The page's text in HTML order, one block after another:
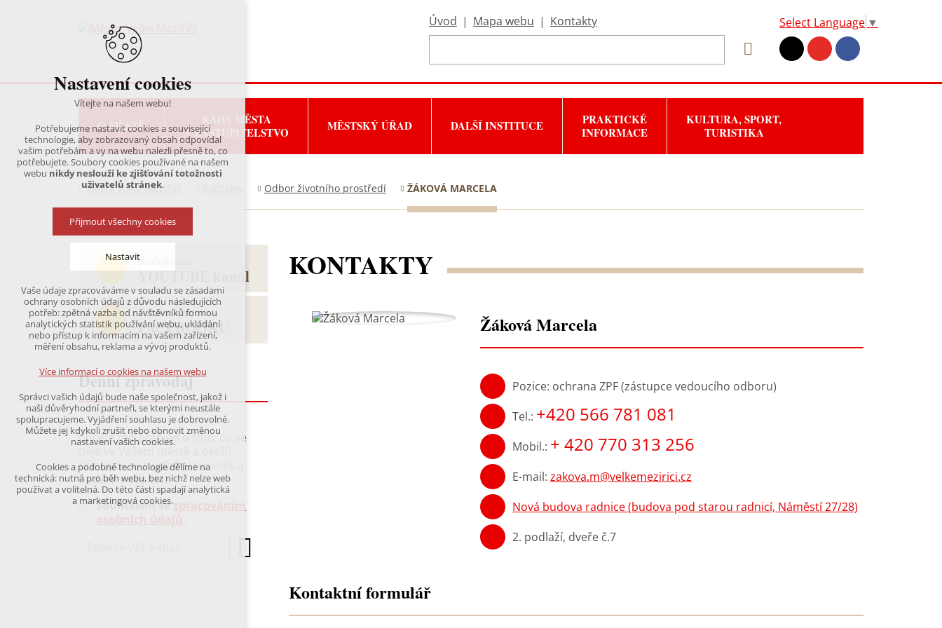
Úvod | Mapa webu | Kontakty Select Language ▼
O MĚSTĚ
RADA MĚSTA
A ZASTUPITELSTVO
MĚSTSKÝ ÚŘAD DALŠÍ INSTITUCE
PRAKTICKÉ
INFORMACE
KULTURA, SPORT,
TURISTIKA
Město Velké Meziříčí Odbor životního prostředí ŽÁKOVÁ MARCELA
KONTAKTY
Žáková Marcela
Pozice: ochrana ZPF (zástupce vedoucího odboru)
Tel.: +420 566 781 081
Mobil.: + 420 770 313 256
E-mail:zakova.m@velkemezirici.cz
Nová budova radnice (budova pod starou radnicí, Náměstí 27/28)
2. podlaží, dveře č.7
Kontaktní formulář
Sledujte náš
YOUTUBE kanál
Fanděte nám na
FACEBOOKU
Denní zpravodaj
Chcete mít přehled o tom, co se
Přihlaste se k odběru novinek a
budete v obraze.
Souhlasím se
Nastavení cookies
Vítejte na našem webu!
Potřebujeme nastavit cookies a související
technologie, aby zobrazovaný obsah odpovídal
vašim potřebám a vy na webu nalezli přesně to, co
potřebujete. Soubory cookies používané na našem
webu nikdy neslouží ke zjišťování totožnosti
uživatelů stránek.
Přijmout všechny cookies
Nastavit
Technická cookies
nutná pro provozování webu
udržení kontextu stránek (session): případná
přihlášení, volby jazyka, apod.
analytická pro anonymizované vyhodnocení
návštěvnosti
marketingová cookies
(Google,Hotjar,Leadfeeder))
Více informací o cookies na našem webu
Přijmout všechny cookies
Odmítnout vše
Vaše údaje zpracováváme v souladu se zásadami
ochrany osobních údajů z důvodu následujících
potřeb: zpětná vazba od návštěvníků formou
analytických statistik používání webu, ukládání
nebo přístup k informacím na vašem zařízení,
měření obsahu, reklama a vývoj produktů.
Více informací o cookies na našem webu
Správci vašich údajů bude naše společnost, jakož i
naši důvěryhodní partneři, se kterými neustále
spolupracujeme. Vyjádření souhlasu je dobrovolné.
Můžete jej kdykoli zrušit nebo obnovit změnou
nastavení vašich cookies.
Cookies a podobné technologie dělíme na
technická: nutná pro běh webu, bez nichž nelze web
používat a volitelná. Do této části spadají analytická
a marketingová cookies.